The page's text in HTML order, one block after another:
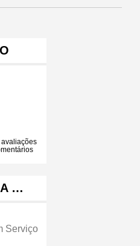
avaliações
…
Serviço